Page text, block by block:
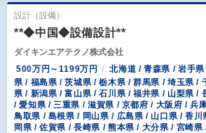
設計（設備）
**◆中国◆設備設計**
ダイキンエアテクノ株式会社
500万円～1199万円
北海道 / 青森県 / 岩手
県 / 福島県 / 茨城県 / 栃木県 / 群馬県 / 埼玉県 /
県 / 新潟県 / 富山県 / 石川県 / 福井県 / 山梨県 /
/ 愛知県 / 三重県 / 滋賀県 / 京都府 / 大阪府 / 兵
鳥取県 / 島根県 / 岡山県 / 広島県 / 山口県 / 香
岡県 / 佐賀県 / 長崎県 / 熊本県 / 大分県 / 宮崎県